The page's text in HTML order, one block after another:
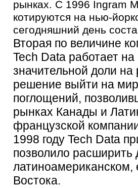
рынках. С 1996 Ingram
котируются на нью-
сегодняшний день
Вторая по величине
Tech Data работает
значительной доли
решение выйти на
поглощений,
рынках Канады и
французской
1998 году Tech Data
позволило расширить
латиноамериканском,
Востока.